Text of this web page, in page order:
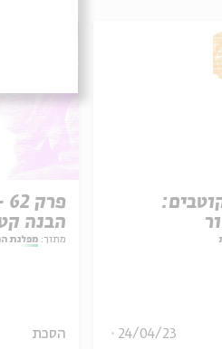
הבנה
מתוך: מפלגת
הסכת
מקוטבים:
24/04/23